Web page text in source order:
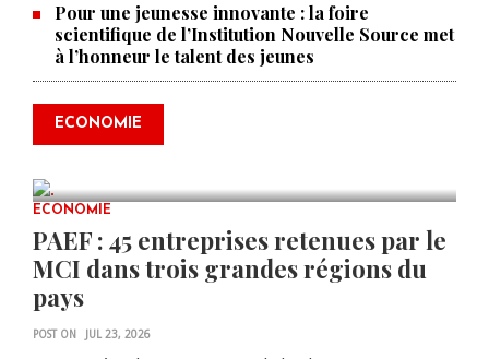
Pour une jeunesse innovante : la foire
scientifique de l’Institution Nouvelle Source met
à l’honneur le talent des jeunes
ECONOMIE
0 COMMENTS
Produire le savoir pour
transformer Haïti : BRH lance la
2ᵉ édition de ses Journées
scientifiques
ECONOMIE
PAEF : 45 entreprises retenues par le
MCI dans trois grandes régions du
pays
POST ON JUL 23, 2026